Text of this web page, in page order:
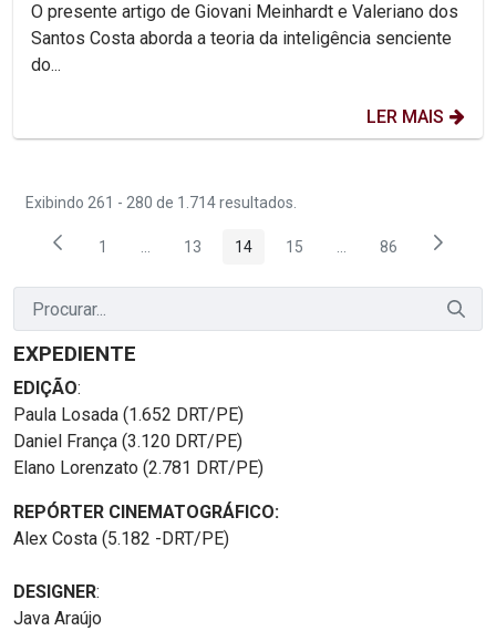
O presente artigo de Giovani Meinhardt e Valeriano dos
Santos Costa aborda a teoria da inteligência senciente
do...
LER MAIS
Exibindo 261 - 280 de 1.714 resultados.
Página
1 ...Páginas intermediárias Usar ABA para navegar.
Página
13 Página
14 Página
15 ...PáginasPágina
86
EXPEDIENTE
EDIÇÃO:
Paula Losada (1.652 DRT/PE)
Daniel França (3.120 DRT/PE)
Elano Lorenzato (2.781 DRT/PE)
REPÓRTER CINEMATOGRÁFICO:
Alex Costa (5.182 -DRT/PE)
DESIGNER:
Java Araújo